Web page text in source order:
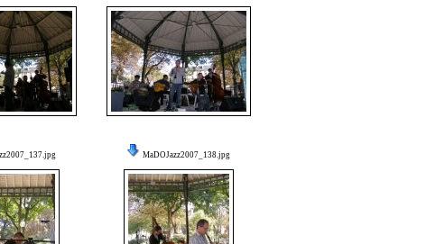
MaDOJazz2007_138.jpg